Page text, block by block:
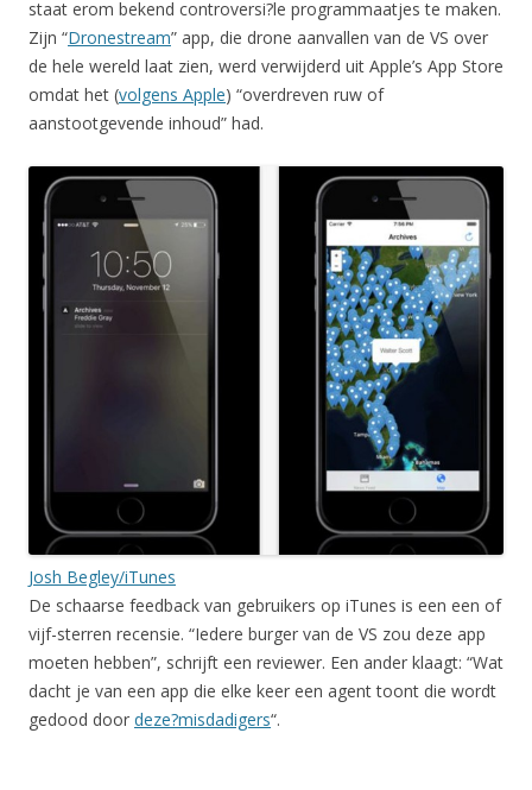
staat erom bekend controversi?le programmaatjes te maken.
Zijn “Dronestream” app, die drone aanvallen van de VS over
de hele wereld laat zien, werd verwijderd uit Apple’s App Store
omdat het (volgens Apple) “overdreven ruw of
aanstootgevende inhoud” had.
Josh Begley/iTunes
De schaarse feedback van gebruikers op iTunes is een een of
vijf-sterren recensie. “Iedere burger van de VS zou deze app
moeten hebben”, schrijft een reviewer. Een ander klaagt: “Wat
dacht je van een app die elke keer een agent toont die wordt
gedood door deze?misdadigers“.